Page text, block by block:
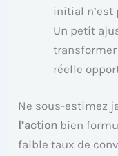
initial n’est
Un petit
transformer
réelle
Ne sous-estimez
l’action bien
faible taux de